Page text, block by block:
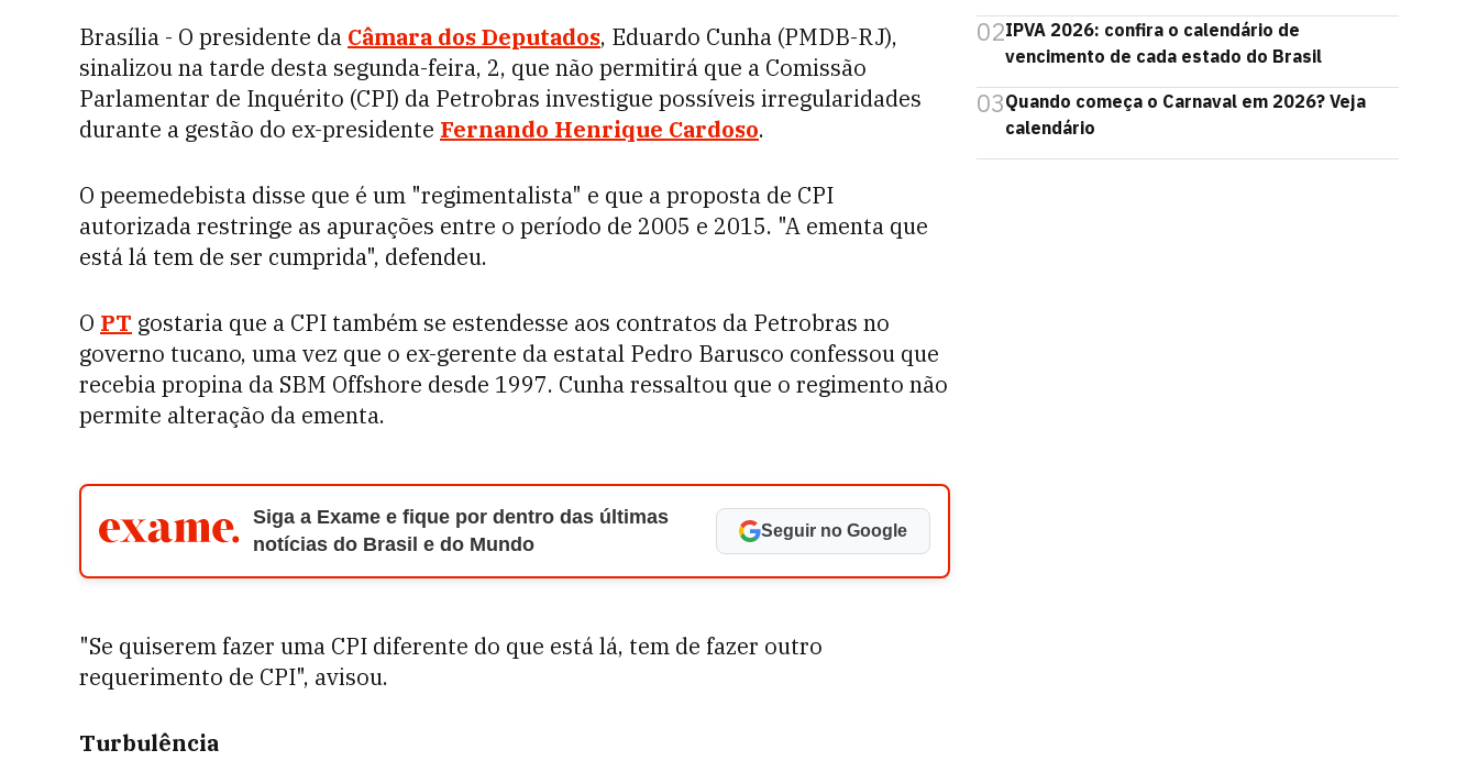
Brasília - O presidente da Câmara dos Deputados, Eduardo Cunha (PMDB-RJ),
sinalizou na tarde desta segunda-feira, 2, que não permitirá que a Comissão
Parlamentar de Inquérito (CPI) da Petrobras investigue possíveis irregularidades
durante a gestão do ex-presidente Fernando Henrique Cardoso.
O peemedebista disse que é um "regimentalista" e que a proposta de CPI
autorizada restringe as apurações entre o período de 2005 e 2015. "A ementa que
está lá tem de ser cumprida", defendeu.
O PT gostaria que a CPI também se estendesse aos contratos da Petrobras no
governo tucano, uma vez que o ex-gerente da estatal Pedro Barusco confessou que
recebia propina da SBM Offshore desde 1997. Cunha ressaltou que o regimento não
permite alteração da ementa.
Siga a Exame e fique por dentro das últimas
notícias do Brasil e do Mundo
Seguir no Google
"Se quiserem fazer uma CPI diferente do que está lá, tem de fazer outro
requerimento de CPI", avisou.
Turbulência
02IPVA 2026: confira o calendário de
vencimento de cada estado do Brasil
03Quando começa o Carnaval em 2026? Veja
calendário